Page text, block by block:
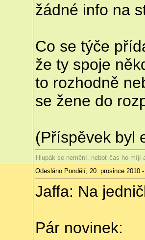
žádné info na
Co se týče
že ty spoje
to rozhodně
se žene do
(Příspěvek byl
Hlupák se nemění, neboť čas ho míjí
Odesláno Pondělí, 20. prosince 2010
Jaffa: Na
Pár novinek: